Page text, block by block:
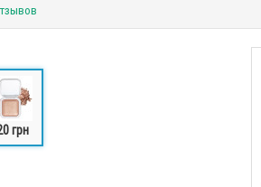
грн